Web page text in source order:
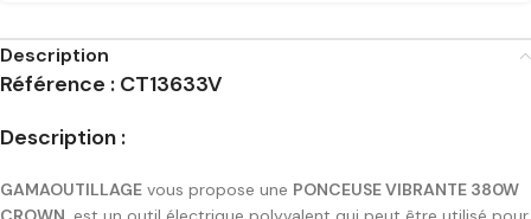
Description
Référence : CT13633V
Description :
GAMAOUTILLAGE vous propose une PONCEUSE VIBRANTE 380W